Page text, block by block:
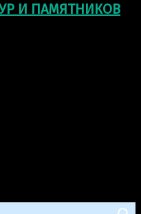
И ПАМЯТНИКОВ